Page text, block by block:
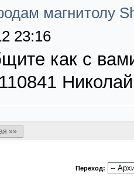
магнитолу
23:16
как с
Николай
»»
Переход: